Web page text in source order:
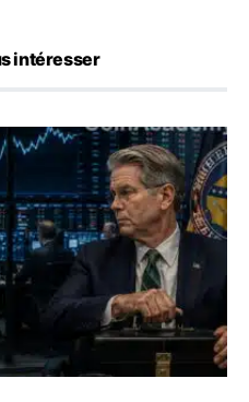
intéresser
euros sans prévenir la